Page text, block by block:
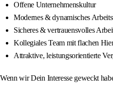
Offene Unternehmenskultur
Modernes & dynamisches
Sicheres & vertrauensvolles
Kollegiales Team mit flachen
Attraktive, leistungsorientierte
Wenn wir Dein Interesse geweckt